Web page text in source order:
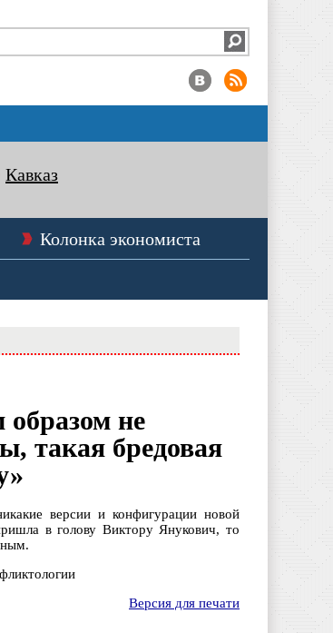
Кавказ
Колонка экономиста
не
такая бредовая
версии и конфигурации новой
в голову Виктору Янукович, то
Версия для печати